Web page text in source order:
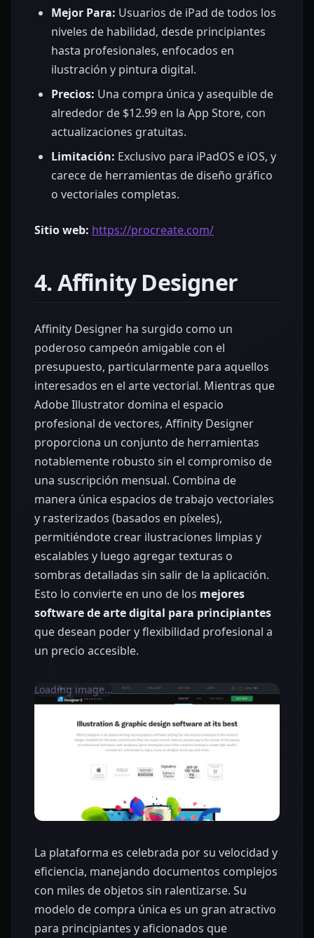
Mejor Para: Usuarios de iPad de todos los
niveles de habilidad, desde principiantes
hasta profesionales, enfocados en
ilustración y pintura digital.
Precios: Una compra única y asequible de
alrededor de $12.99 en la App Store, con
actualizaciones gratuitas.
Limitación: Exclusivo para iPadOS e iOS, y
carece de herramientas de diseño gráfico
o vectoriales completas.
Sitio web: https://procreate.com/
4. Affinity Designer
Affinity Designer ha surgido como un
poderoso campeón amigable con el
presupuesto, particularmente para aquellos
interesados en el arte vectorial. Mientras que
Adobe Illustrator domina el espacio
profesional de vectores, Affinity Designer
proporciona un conjunto de herramientas
notablemente robusto sin el compromiso de
una suscripción mensual. Combina de
manera única espacios de trabajo vectoriales
y rasterizados (basados en píxeles),
permitiéndote crear ilustraciones limpias y
escalables y luego agregar texturas o
sombras detalladas sin salir de la aplicación.
Esto lo convierte en uno de los mejores
software de arte digital para principiantes
que desean poder y flexibilidad profesional a
un precio accesible.
Loading image...
La plataforma es celebrada por su velocidad y
eficiencia, manejando documentos complejos
con miles de objetos sin ralentizarse. Su
modelo de compra única es un gran atractivo
para principiantes y aficionados que